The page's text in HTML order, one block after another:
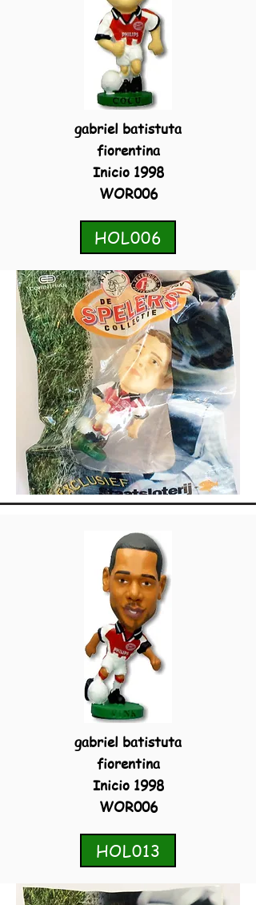
gabriel batistuta
fiorentina
Inicio 1998
WOR006
HOL006
gabriel batistuta
fiorentina
Inicio 1998
WOR006
HOL013